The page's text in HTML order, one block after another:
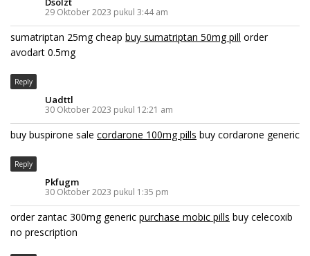
29 Oktober 2023 pukul 3:44 am
sumatriptan 25mg cheap buy sumatriptan 50mg pill order
avodart 0.5mg
Reply
Uadttl
30 Oktober 2023 pukul 12:21 am
buy buspirone sale cordarone 100mg pills buy cordarone generic
Reply
Pkfugm
30 Oktober 2023 pukul 1:35 pm
order zantac 300mg generic purchase mobic pills buy celecoxib
no prescription